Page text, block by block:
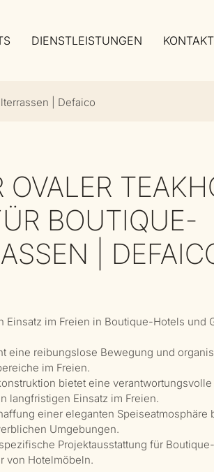
DIENSTLEISTUNGEN
| Defaico
OVALER
BOUTIQUE-
|
Einsatz im Freien in Boutique-Hotels und
eine reibungslose Bewegung und
im Freien.
bietet eine
langfristigen Einsatz im Freien.
einer eleganten
Umgebungen.
Projektausstattung für
von Hotelmöbeln.